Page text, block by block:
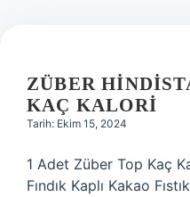
ZÜBER
KAÇ KALORI
Tarih: Ekim 15, 2024
1 Adet Züber Top Kaç
Fındık Kaplı Kakao